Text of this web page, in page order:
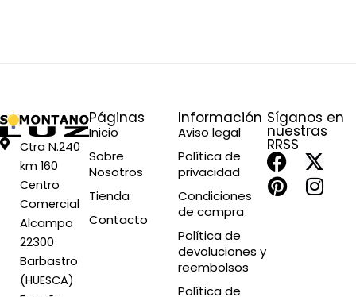
Ctra N.240
km 160
Centro
Comercial
Alcampo
22300
Barbastro
(HUESCA)
Páginas
Inicio
Sobre
Nosotros
Tienda
Contacto
Información
Aviso legal
Política de
privacidad
Condiciones
de compra
Política de
devoluciones y
reembolsos
Política de
Síganos en
nuestras
RRSS
F
a
c
X
-
t
P
i
n
I
n
s